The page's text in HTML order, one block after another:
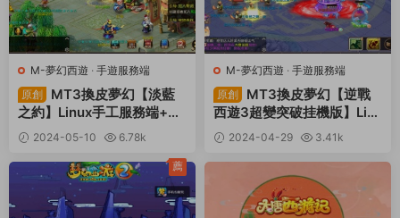
M-夢幻西遊 · 手遊服務端
原創
MT3換皮夢幻【淡藍
之約】Linux手工服務端+安
卓蘋果雙端+GM後台+全套
源碼+攻略+視頻架設教程
2024-05-10
6.78k
M-夢幻西遊 · 手遊服務端
原創
MT3換皮夢幻【逆戰
西遊3超變突破挂機版】Lin
ux手工服務端+全套源碼+攻
略+管理後台+GM後台+安
卓蘋果雙端+視頻架設教程
2024-04-29
3.41k
薦